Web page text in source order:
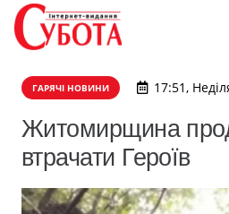
ГАРЯЧІ НОВИНИ 17:51,
Житомирщина
втрачати Героїв